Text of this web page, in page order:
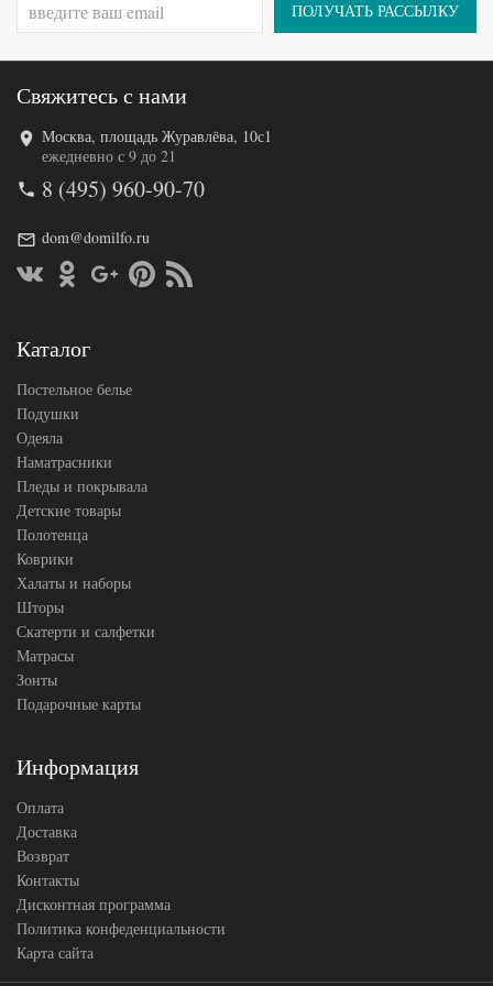
(Турция)
Код товара
571-348
Артикул
5000144
Количество
предметов
предмет
Размер
полотенец
70х140
(1шт)
Производитель
ПОЛУЧАТЬ РАССЫЛКУ
Свяжитесь с нами
Москва, площадь Журавлёва, 10с1
ежедневно с 9 до 21
8 (495) 960-90-70
dom@domilfo.ru
Каталог
Постельное белье
Подушки
Одеяла
Наматрасники
Пледы и покрывала
Детские товары
Полотенца
Коврики
Халаты и наборы
Шторы
Скатерти и салфетки
Матрасы
Зонты
Подарочные карты
Информация
Оплата
Доставка
Возврат
Контакты
Дисконтная программа
Политика конфеденциальности
Карта сайта